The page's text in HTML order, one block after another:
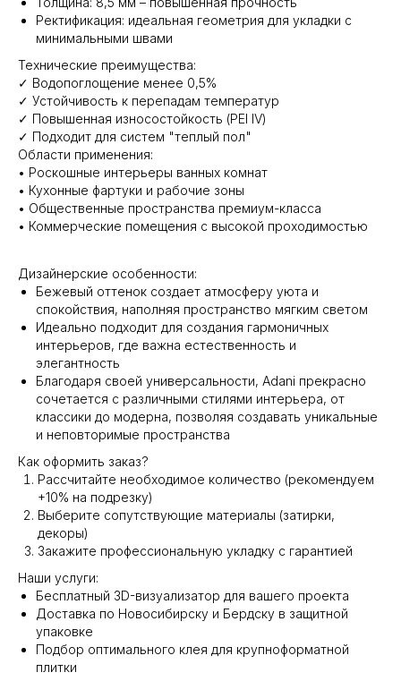
Ректификация: идеальная геометрия для укладки с
минимальными швами
Технические преимущества:
✓ Водопоглощение менее 0,5%
✓ Устойчивость к перепадам температур
✓ Повышенная износостойкость (PEI IV)
✓ Подходит для систем "теплый пол"
Области применения:
• Роскошные интерьеры ванных комнат
• Кухонные фартуки и рабочие зоны
• Общественные пространства премиум-класса
• Коммерческие помещения с высокой проходимостью
Дизайнерские особенности:
Бежевый оттенок создает атмосферу уюта и
спокойствия, наполняя пространство мягким светом
Идеально подходит для создания гармоничных
интерьеров, где важна естественность и
элегантность
Благодаря своей универсальности, Adani прекрасно
сочетается с различными стилями интерьера, от
классики до модерна, позволяя создавать уникальные
и неповторимые пространства
Как оформить заказ?
Рассчитайте необходимое количество (рекомендуем
+10% на подрезку)
Выберите сопутствующие материалы (затирки,
декоры)
Закажите профессиональную укладку с гарантией
Наши услуги:
Бесплатный 3D-визуализатор для вашего проекта
Доставка по Новосибирску и Бердску в защитной
упаковке
Подбор оптимального клея для крупноформатной
плитки